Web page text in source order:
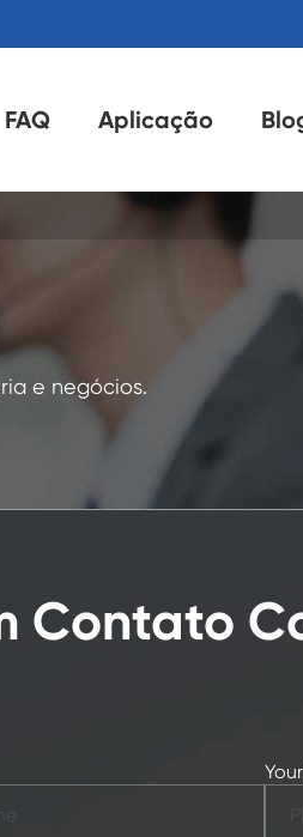
FAQ Aplicação
e negócios.
Contato